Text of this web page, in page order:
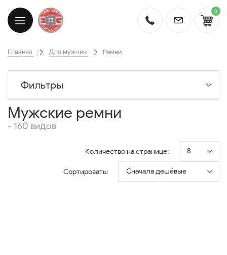
0
Главная Для мужчин Ремни
Фильтры
Мужские ремни
- 160 видов
Количество на странице: 8
Сортировать: Сначала дешёвые